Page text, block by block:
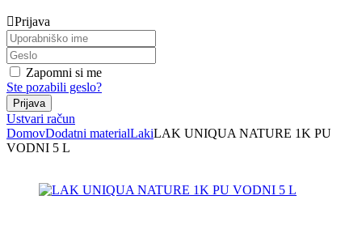
Prijava
Zapomni si me
Ste pozabili geslo?
Ustvari račun
DomovDodatni materialLakiLAK UNIQUA NATURE 1K PU
VODNI 5 L